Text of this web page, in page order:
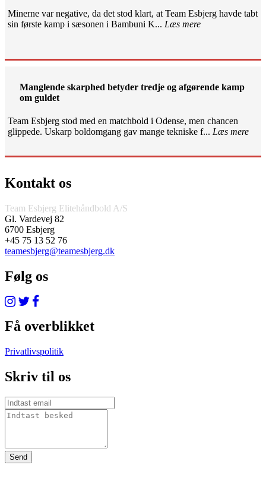
Minerne var negative, da det stod klart, at Team Esbjerg havde tabt
sin første kamp i sæsonen i Bambuni K... Læs mere
Manglende skarphed betyder tredje og afgørende kamp
om guldet
Team Esbjerg stod med en matchbold i Odense, men chancen
glippede. Uskarp boldomgang gav mange tekniske f... Læs mere
Kontakt os
Team Esbjerg Elitehåndbold A/S
Gl. Vardevej 82
6700 Esbjerg
+45 75 13 52 76
teamesbjerg@teamesbjerg.dk
Følg os
Få overblikket
Privatlivspolitik
Skriv til os